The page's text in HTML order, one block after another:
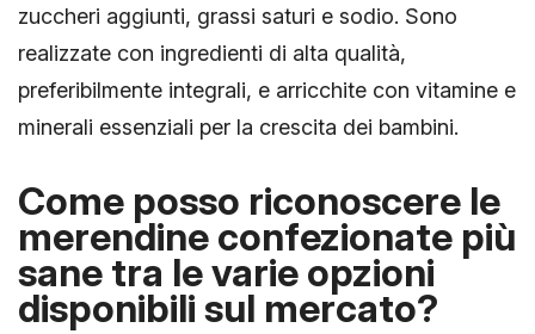
zuccheri aggiunti, grassi saturi e sodio. Sono
realizzate con ingredienti di alta qualità,
preferibilmente integrali, e arricchite con vitamine e
minerali essenziali per la crescita dei bambini.
Come posso riconoscere le
merendine confezionate più
sane tra le varie opzioni
disponibili sul mercato?